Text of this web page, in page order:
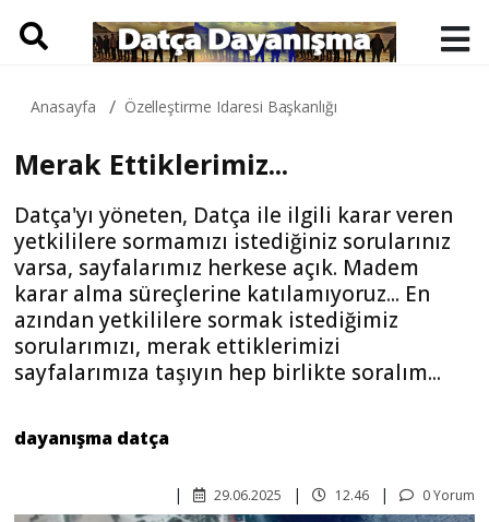
Anasayfa Özelleştirme Idaresi Başkanlığı
Merak Ettiklerimiz...
Datça'yı yöneten, Datça ile ilgili karar veren
yetkililere sormamızı istediğiniz sorularınız
varsa, sayfalarımız herkese açık. Madem
karar alma süreçlerine katılamıyoruz... En
azından yetkililere sormak istediğimiz
sorularımızı, merak ettiklerimizi
sayfalarımıza taşıyın hep birlikte soralım...
dayanışma datça
0 Yorum
12.46
29.06.2025